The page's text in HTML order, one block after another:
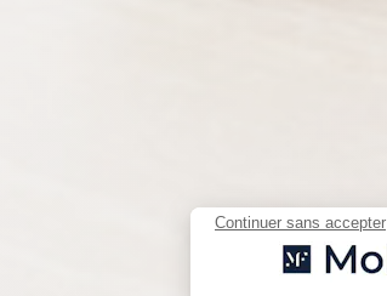
Continuer sans accepter